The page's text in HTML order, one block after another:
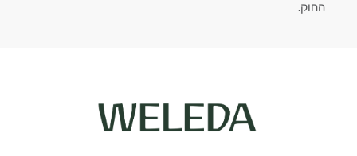
החוק.